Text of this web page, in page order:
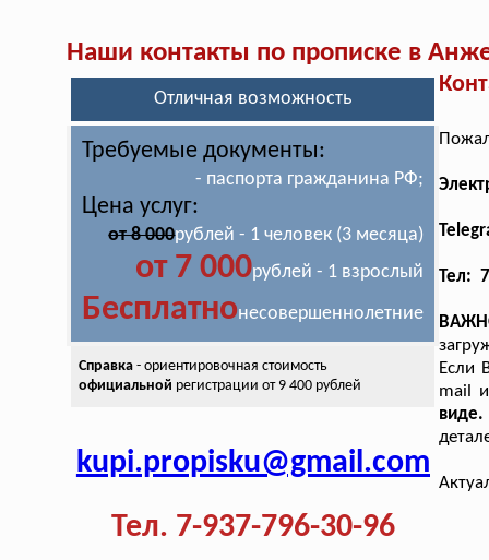
Наши контакты по прописке в
Отличная возможность
Требуемые документы:
- паспорта гражданина РФ;
Цена услуг:
от 8 000рублей - 1 человек (3 месяца)
от 7 000рублей - 1 взрослый
Бесплатнонесовершеннолетние
Справка - ориентировочная стоимость
официальной регистрации от 9 400 рублей
kupi.propisku@gmail.com
Тел. 7-937-796-30-96
Тел:
Если
mail
виде.